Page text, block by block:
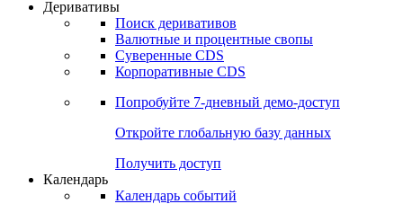
Откройте глобальную базу данных
Получить доступ
Деривативы
Валютные и процентные свопы
Корпоративные CDS
Попробуйте7-дневный
Откройте глобальную базу данных